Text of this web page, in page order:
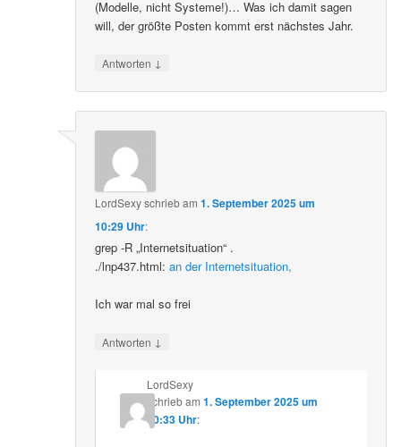
(Modelle, nicht Systeme!)… Was ich damit sagen
will, der größte Posten kommt erst nächstes Jahr.
Antworten ↓
LordSexyschriebam1. September 2025 um
10:29 Uhr:
grep -R „Internetsituation“ .
./lnp437.html:an der Internetsituation,
Ich war mal so frei
Antworten ↓
LordSexy
schriebam 1. September 2025 um
10:33 Uhr: